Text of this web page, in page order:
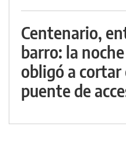
Centenario,
barro: la
obligó a cortar
puente de